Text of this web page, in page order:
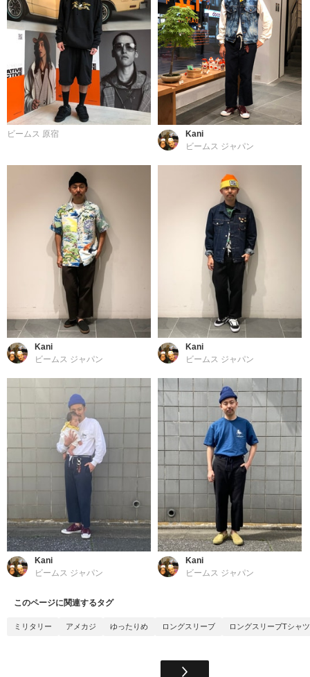
ビームス 原宿
Kani
ビームス ジャパン
Kani
ビームス ジャパン
Kani
ビームス ジャパン
Kani
ビームス ジャパン
Kani
ビームス ジャパン
このページに関連するタグ
ミリタリー アメカジ ゆったりめ ロングスリーブ ロングスリーブTシャツ